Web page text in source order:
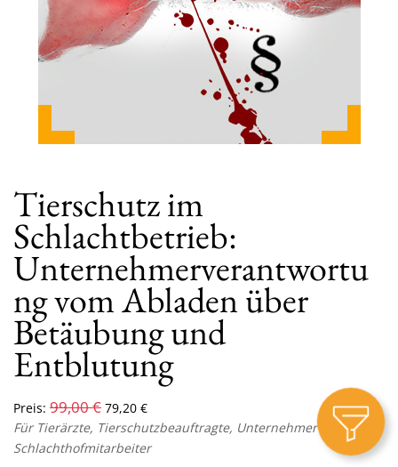
Tierschutz im
Schlachtbetrieb:
Unternehmerverantwortu
ng vom Abladen über
Betäubung und
Entblutung
Preis: 99,00€ 79,20 €
Für Tierärzte, Tierschutzbeauftragte, Unternehmer und
Schlachthofmitarbeiter